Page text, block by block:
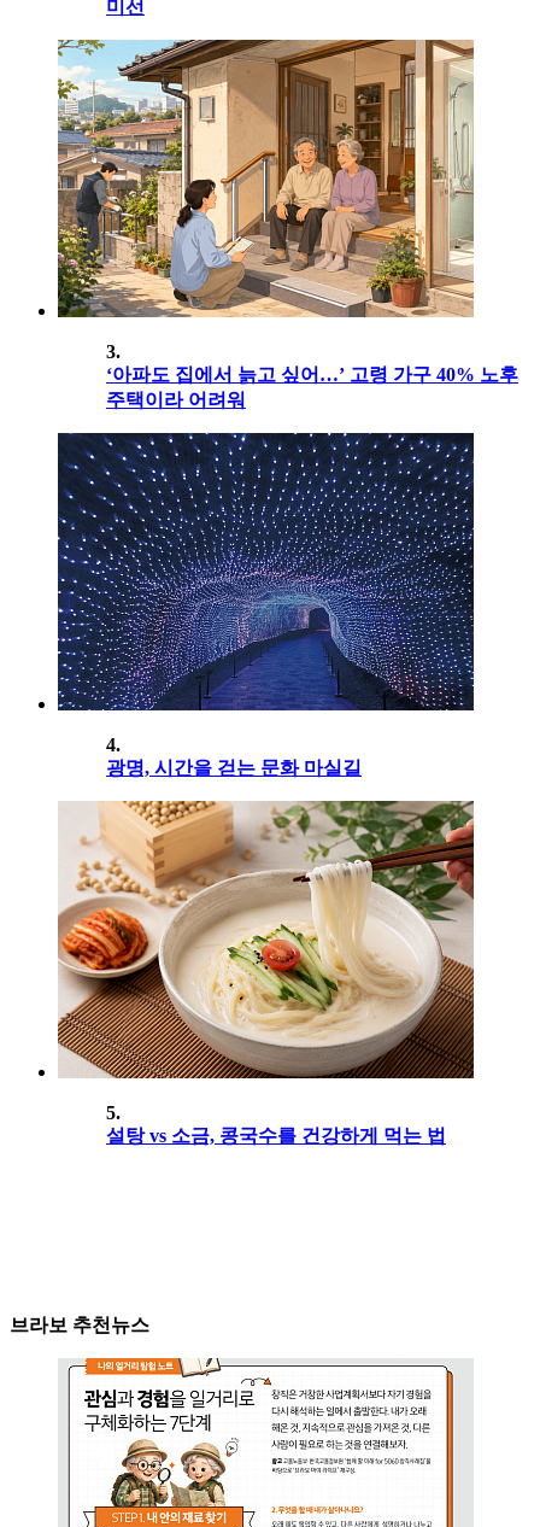
미선
3.
‘아파도 집에서 늙고 싶어…’ 고령 가구 40% 노후
주택이라 어려워
4.
광명, 시간을 걷는 문화 마실길
5.
설탕 vs 소금, 콩국수를 건강하게 먹는 법
브라보 추천뉴스